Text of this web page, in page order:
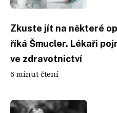
Zkuste jít na některé
říká Šmucler. Lékaři
ve zdravotnictví
6 minut čtení